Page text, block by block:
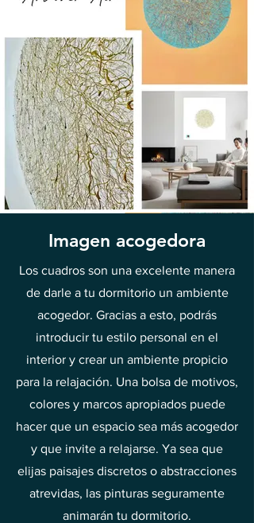
Imagen acogedora
Los cuadros son una excelente manera
de darle a tu dormitorio un ambiente
acogedor. Gracias a esto, podrás
introducir tu estilo personal en el
interior y crear un ambiente propicio
para la relajación. Una bolsa de motivos,
colores y marcos apropiados puede
hacer que un espacio sea más acogedor
y que invite a relajarse. Ya sea que
elijas paisajes discretos o abstracciones
atrevidas, las pinturas seguramente
animarán tu dormitorio.